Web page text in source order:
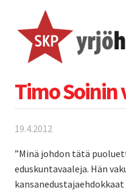
Timo Soinin
19.4.2012
”Minä johdon tätä
eduskuntavaaleja. Hän